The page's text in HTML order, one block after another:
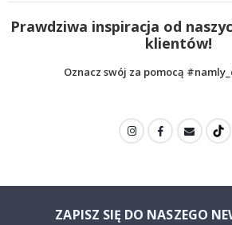
Prawdziwa inspiracja od
klientów!
Oznacz swój za pomocą
ZAPISZ SIĘ DO NASZEGO